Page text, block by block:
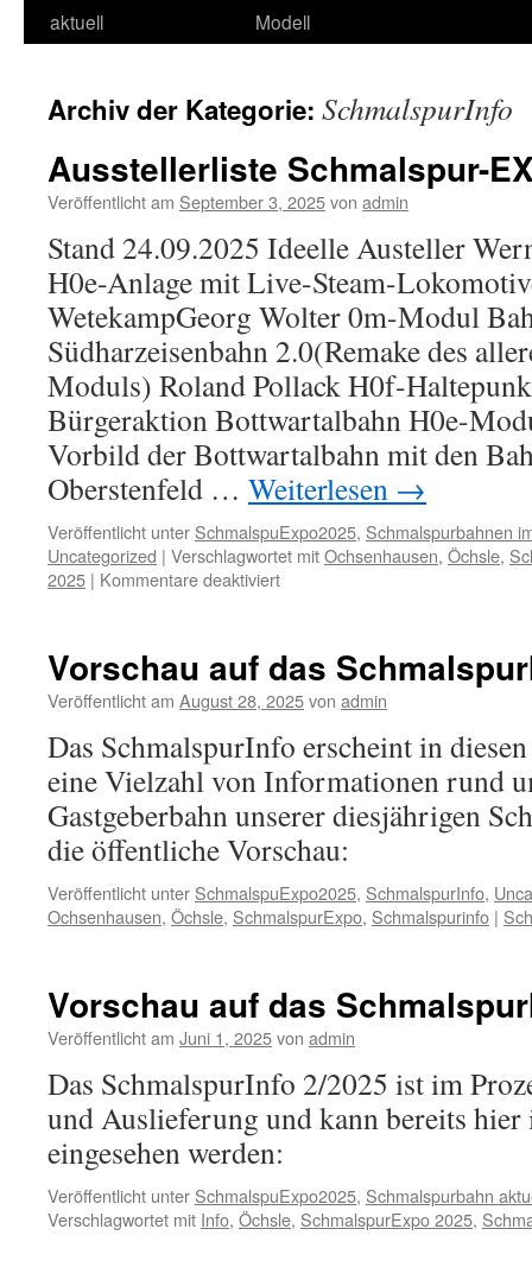
aktuell
Modell
Archiv der Kategorie: SchmalspurInfo
Ausstellerliste Schmalspur-
Veröffentlicht am September 3, 2025von admin
Stand 24.09.2025 Ideelle Austeller
H0e-Anlage mit Live-Steam-
WetekampGeorg Wolter 0m-Modul
Südharzeisenbahn 2.0(Remake des
Moduls) Roland Pollack H0f-
Bürgeraktion Bottwartalbahn H0e-
Vorbild der Bottwartalbahn mit den
Oberstenfeld … Weiterlesen →
Veröffentlicht unter SchmalspuExpo2025, Schmalspurbahnen
Uncategorized | Verschlagwortet mitOchsenhausen, Öchsle,
2025 | Kommentare deaktiviertfür
2025
Vorschau auf das
Veröffentlicht am August 28, 2025von admin
Das SchmalspurInfo erscheint in
eine Vielzahl von Informationen rund
Gastgeberbahn unserer diesjährigen
die öffentliche Vorschau:
Veröffentlicht unter SchmalspuExpo2025, SchmalspurInfo,
Ochsenhausen, Öchsle, SchmalspurExpo, Schmalspurinfo |
Vorschau auf das
Veröffentlicht am Juni 1, 2025von admin
Das SchmalspurInfo 2/2025 ist im
und Auslieferung und kann bereits hier
eingesehen werden:
Veröffentlicht unter SchmalspuExpo2025, Schmalspurbahn
Verschlagwortet mit Info, Öchsle, SchmalspurExpo 2025,